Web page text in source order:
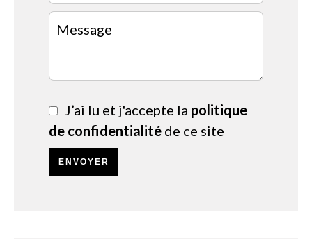
J’ai lu et j'accepte la politique
de confidentialité de ce site
ENVOYER